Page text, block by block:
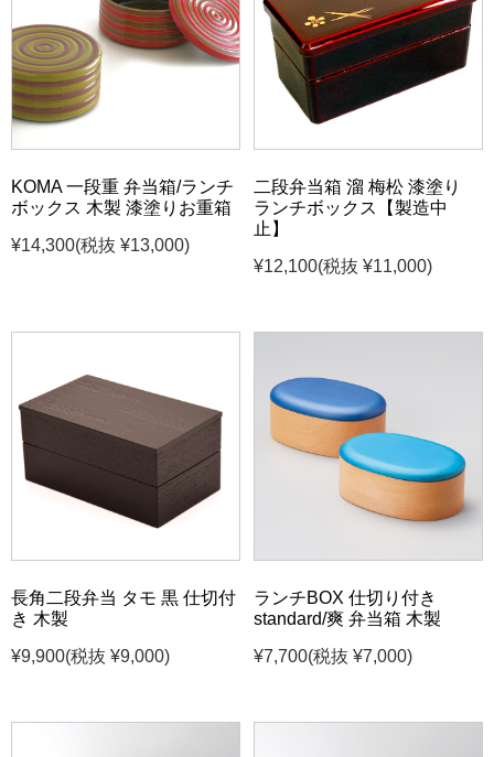
KOMA 一段重 弁当箱/ランチ
ボックス 木製 漆塗りお重箱
¥14,300(税抜 ¥13,000)
二段弁当箱 溜 梅松 漆塗り
ランチボックス【製造中
止】
¥12,100(税抜 ¥11,000)
長角二段弁当 タモ 黒 仕切付
き 木製
¥9,900(税抜 ¥9,000)
ランチBOX 仕切り付き
standard/爽 弁当箱 木製
¥7,700(税抜 ¥7,000)